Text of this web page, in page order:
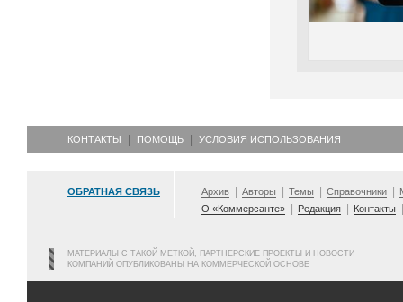
КОНТАКТЫ ПОМОЩЬ УСЛОВИЯ ИСПОЛЬЗОВАНИЯ
ОБРАТНАЯ СВЯЗЬ Архив Авторы Темы Справочники
О «Коммерсанте»
Редакция Контакты
МАТЕРИАЛЫ С ТАКОЙ МЕТКОЙ, ПАРТНЕРСКИЕ ПРОЕКТЫ И НОВОСТИ
КОМПАНИЙ ОПУБЛИКОВАНЫ НА КОММЕРЧЕСКОЙ ОСНОВЕ